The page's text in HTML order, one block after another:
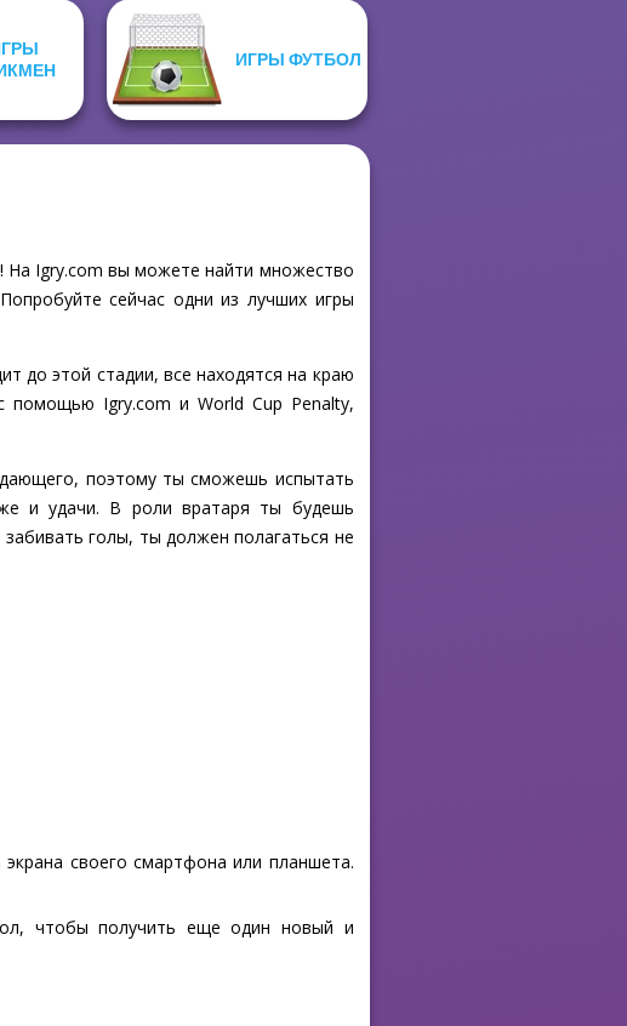
ИГРЫ ФУТБОЛ
На Igry.com вы можете найти множество
сейчас одни из лучших игры
до этой стадии, все находятся на краю
помощью Igry.com и World Cup Penalty,
поэтому ты сможешь испытать
и удачи. В роли вратаря ты будешь
голы, ты должен полагаться не
своего смартфона или планшета.
чтобы получить еще один новый и